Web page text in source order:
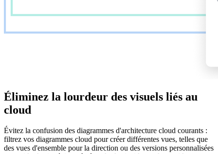
Éliminez la lourdeur des visuels liés au
cloud
Évitez la confusion des diagrammes d'architecture cloud courants :
filtrez vos diagrammes cloud pour créer différentes vues, telles que
des vues d'ensemble pour la direction ou des versions personnalisées